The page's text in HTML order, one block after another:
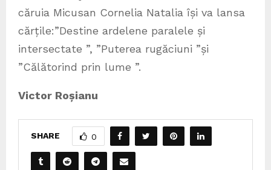
căruia Micusan Cornelia Natalia își va lansa
cărțile:”Destine ardelene paralele și
intersectate ”, ”Puterea rugăciuni ”și
”Călătorind prin lume ”.
Victor Roșianu
SHARE 0